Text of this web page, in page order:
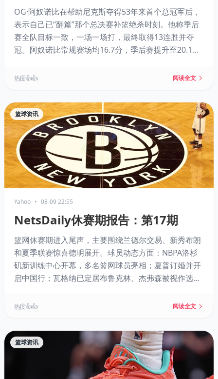
OG·阿奴诺比在帮助尼克斯夺得53年来首个总冠军后，
表示自己已“翻篇”那个总决赛补篮绝杀时刻。他称季后
赛全队目标一致，一场一场打，最终取得13连胜并夺
冠。阿奴诺比常规赛场均16.7分，季后赛提升至20.1
约。
热度 👍👍 阅读全文
篮球资讯
Yahoo • 08-09 22:55
NetsDaily休赛期报告：第17期
篮网休赛期进入尾声，主要围绕兰德尔交易、新秀布朗
和夏季联赛惊喜德明展开。球员动态方面：NBPA洛杉
矶新训练中心开幕，多名篮网球员亮相；夏普订婚并开
启中国行；瓦格纳已定居布鲁克林。杰弗森被视作选秀
因高额NIL收入选择回归大学。篮网与76人尝试在孩子
赛程即将公布，篮网球迷需保持耐心。
热度 👍👍 阅读全文
篮球资讯